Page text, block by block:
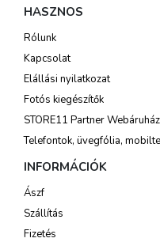
HASZNOS
Rólunk
Kapcsolat
Elállási nyilatkozat
Fotós kiegészítők
STORE11 Partner Webáruház
Telefontok, üvegfólia,
INFORMÁCIÓK
Ászf
Szállítás
Fizetés